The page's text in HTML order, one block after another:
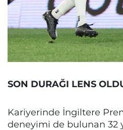
SON DURAĞI LENS
Kariyerinde İngiltere
deneyimi de bulunan 32